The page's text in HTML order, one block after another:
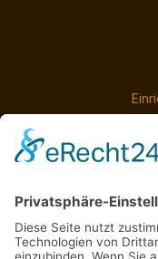
Markise nach Maß
Verladung ohne